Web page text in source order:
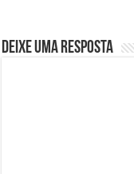
Deixe uma resposta